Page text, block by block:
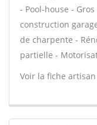
- Pool-house -
construction
de charpente -
partielle -
Voir la fiche artisan